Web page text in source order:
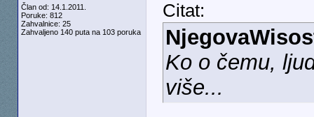
Član od: 14.1.2011.
Poruke: 812
Zahvalnice: 25
Zahvaljeno 140 puta na 103 poruka
Citat:
Ko o čemu,
više...